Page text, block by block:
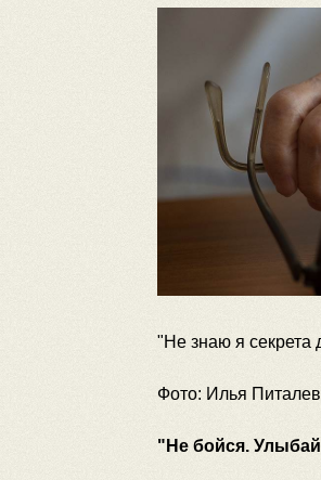
"Не знаю я секрета
Фото: Илья
"Не бойся.